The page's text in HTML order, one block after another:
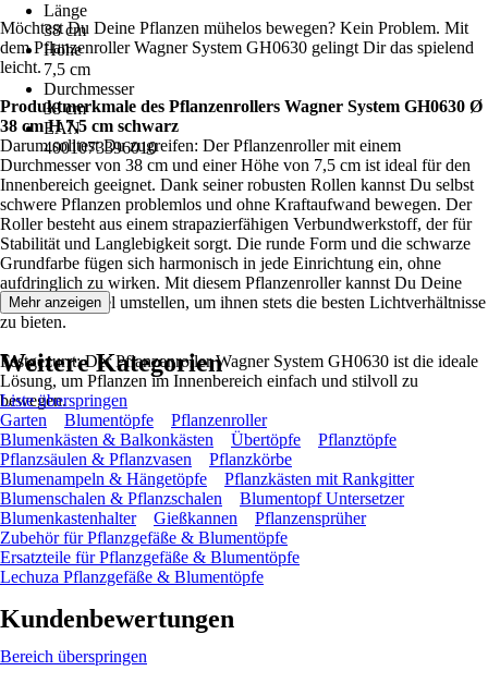
Länge
38 cm
Höhe
7,5 cm
Durchmesser
38 cm
EAN
4001073396010
Möchtest Du Deine Pflanzen mühelos bewegen? Kein Problem. Mit
dem Pflanzenroller Wagner System GH0630 gelingt Dir das spielend
leicht.
Produktmerkmale des Pflanzenrollers Wagner System GH0630 Ø
38 cm H 7,5 cm schwarz
Darum solltest Du zugreifen: Der Pflanzenroller mit einem
Durchmesser von 38 cm und einer Höhe von 7,5 cm ist ideal für den
Innenbereich geeignet. Dank seiner robusten Rollen kannst Du selbst
schwere Pflanzen problemlos und ohne Kraftaufwand bewegen. Der
Roller besteht aus einem strapazierfähigen Verbundwerkstoff, der für
Stabilität und Langlebigkeit sorgt. Die runde Form und die schwarze
Grundfarbe fügen sich harmonisch in jede Einrichtung ein, ohne
aufdringlich zu wirken. Mit diesem Pflanzenroller kannst Du Deine
Pflanzen flexibel umstellen, um ihnen stets die besten Lichtverhältnisse
zu bieten.
Festgezurrt: Der Pflanzenroller Wagner System GH0630 ist die ideale
Lösung, um Pflanzen im Innenbereich einfach und stilvoll zu
bewegen.
Mehr anzeigen
Weitere Kategorien
Liste überspringen
Garten
Blumentöpfe
Pflanzenroller
Blumenkästen & Balkonkästen
Übertöpfe
Pflanztöpfe
Pflanzsäulen & Pflanzvasen
Pflanzkörbe
Blumenampeln & Hängetöpfe
Pflanzkästen mit Rankgitter
Blumenschalen & Pflanzschalen
Blumentopf Untersetzer
Blumenkastenhalter
Gießkannen
Pflanzensprüher
Zubehör für Pflanzgefäße & Blumentöpfe
Ersatzteile für Pflanzgefäße & Blumentöpfe
Lechuza Pflanzgefäße & Blumentöpfe
Kundenbewertungen
Bereich überspringen